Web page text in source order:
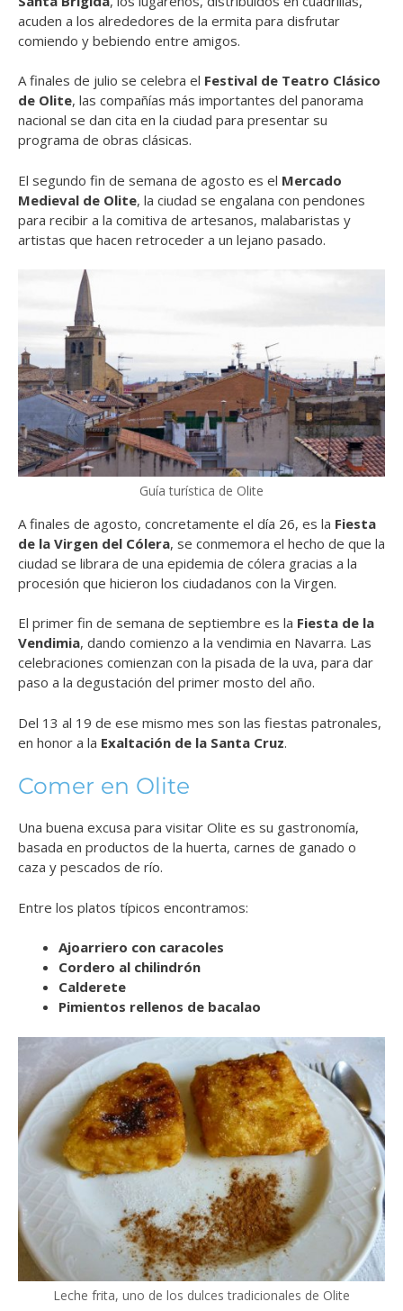
acuden a los alrededores de la ermita para disfrutar
comiendo y bebiendo entre amigos.
A finales de julio se celebra el Festival de Teatro Clásico
de Olite, las compañías más importantes del panorama
nacional se dan cita en la ciudad para presentar su
programa de obras clásicas.
El segundo fin de semana de agosto es el Mercado
Medieval de Olite, la ciudad se engalana con pendones
para recibir a la comitiva de artesanos, malabaristas y
artistas que hacen retroceder a un lejano pasado.
Guía turística de Olite
A finales de agosto, concretamente el día 26, es la Fiesta
de la Virgen del Cólera, se conmemora el hecho de que la
ciudad se librara de una epidemia de cólera gracias a la
procesión que hicieron los ciudadanos con la Virgen.
El primer fin de semana de septiembre es la Fiesta de la
Vendimia, dando comienzo a la vendimia en Navarra. Las
celebraciones comienzan con la pisada de la uva, para dar
paso a la degustación del primer mosto del año.
Del 13 al 19 de ese mismo mes son las fiestas patronales,
en honor a la Exaltación de la Santa Cruz.
Comer en Olite
Una buena excusa para visitar Olite es su gastronomía,
basada en productos de la huerta, carnes de ganado o
caza y pescados de río.
Entre los platos típicos encontramos:
Ajoarriero con caracoles
Cordero al chilindrón
Calderete
Pimientos rellenos de bacalao
Leche frita, uno de los dulces tradicionales de Olite